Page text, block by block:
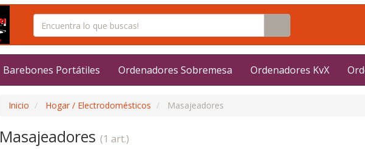
Barebones Portátiles Ordenadores Sobremesa Ordenadores KvX
Inicio Hogar / Electrodomésticos Masajeadores
Masajeadores (1 art.)